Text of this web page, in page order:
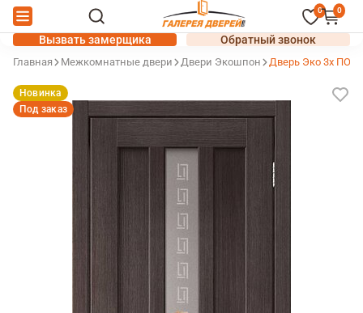
0 0
Вызвать замерщика Обратный звонок
Главная Межкомнатные двери Двери Экошпон Дверь Эко 3х ПО
Новинка
Под заказ